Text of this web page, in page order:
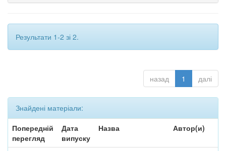
Результати 1-2 зі 2.
назад 1 далі
Знайдені матеріали:
Попередній
перегляд
Дата
випуску
Назва Автор(и)